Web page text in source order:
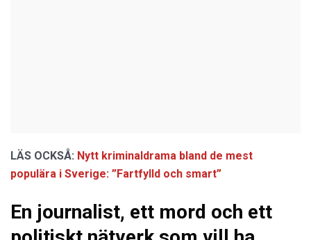
LÄS OCKSÅ: Nytt kriminaldrama bland de mest
populära i Sverige: ”Fartfylld och smart”
En journalist, ett mord och ett